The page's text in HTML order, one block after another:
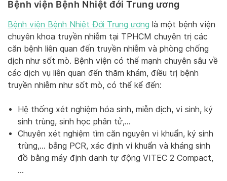
Bệnh viện Bệnh Nhiệt đới Trung ương
Bệnh viện Bệnh Nhiệt Đới Trung ương là một bệnh viện
chuyên khoa truyền nhiễm tại TPHCM chuyên trị các
căn bệnh liên quan đến truyền nhiễm và phòng chống
dịch như sốt mò. Bệnh viện có thế mạnh chuyên sâu về
các dịch vụ liên quan đến thăm khám, điều trị bệnh
truyền nhiễm như sốt mò, có thể kể đến:
Hệ thống xét nghiệm hóa sinh, miễn dịch, vi sinh, ký
sinh trùng, sinh học phân tử,…
Chuyên xét nghiệm tìm căn nguyên vi khuẩn, ký sinh
trùng,… bằng PCR, xác định vi khuẩn và kháng sinh
đồ bằng máy định danh tự động VITEC 2 Compact,
…